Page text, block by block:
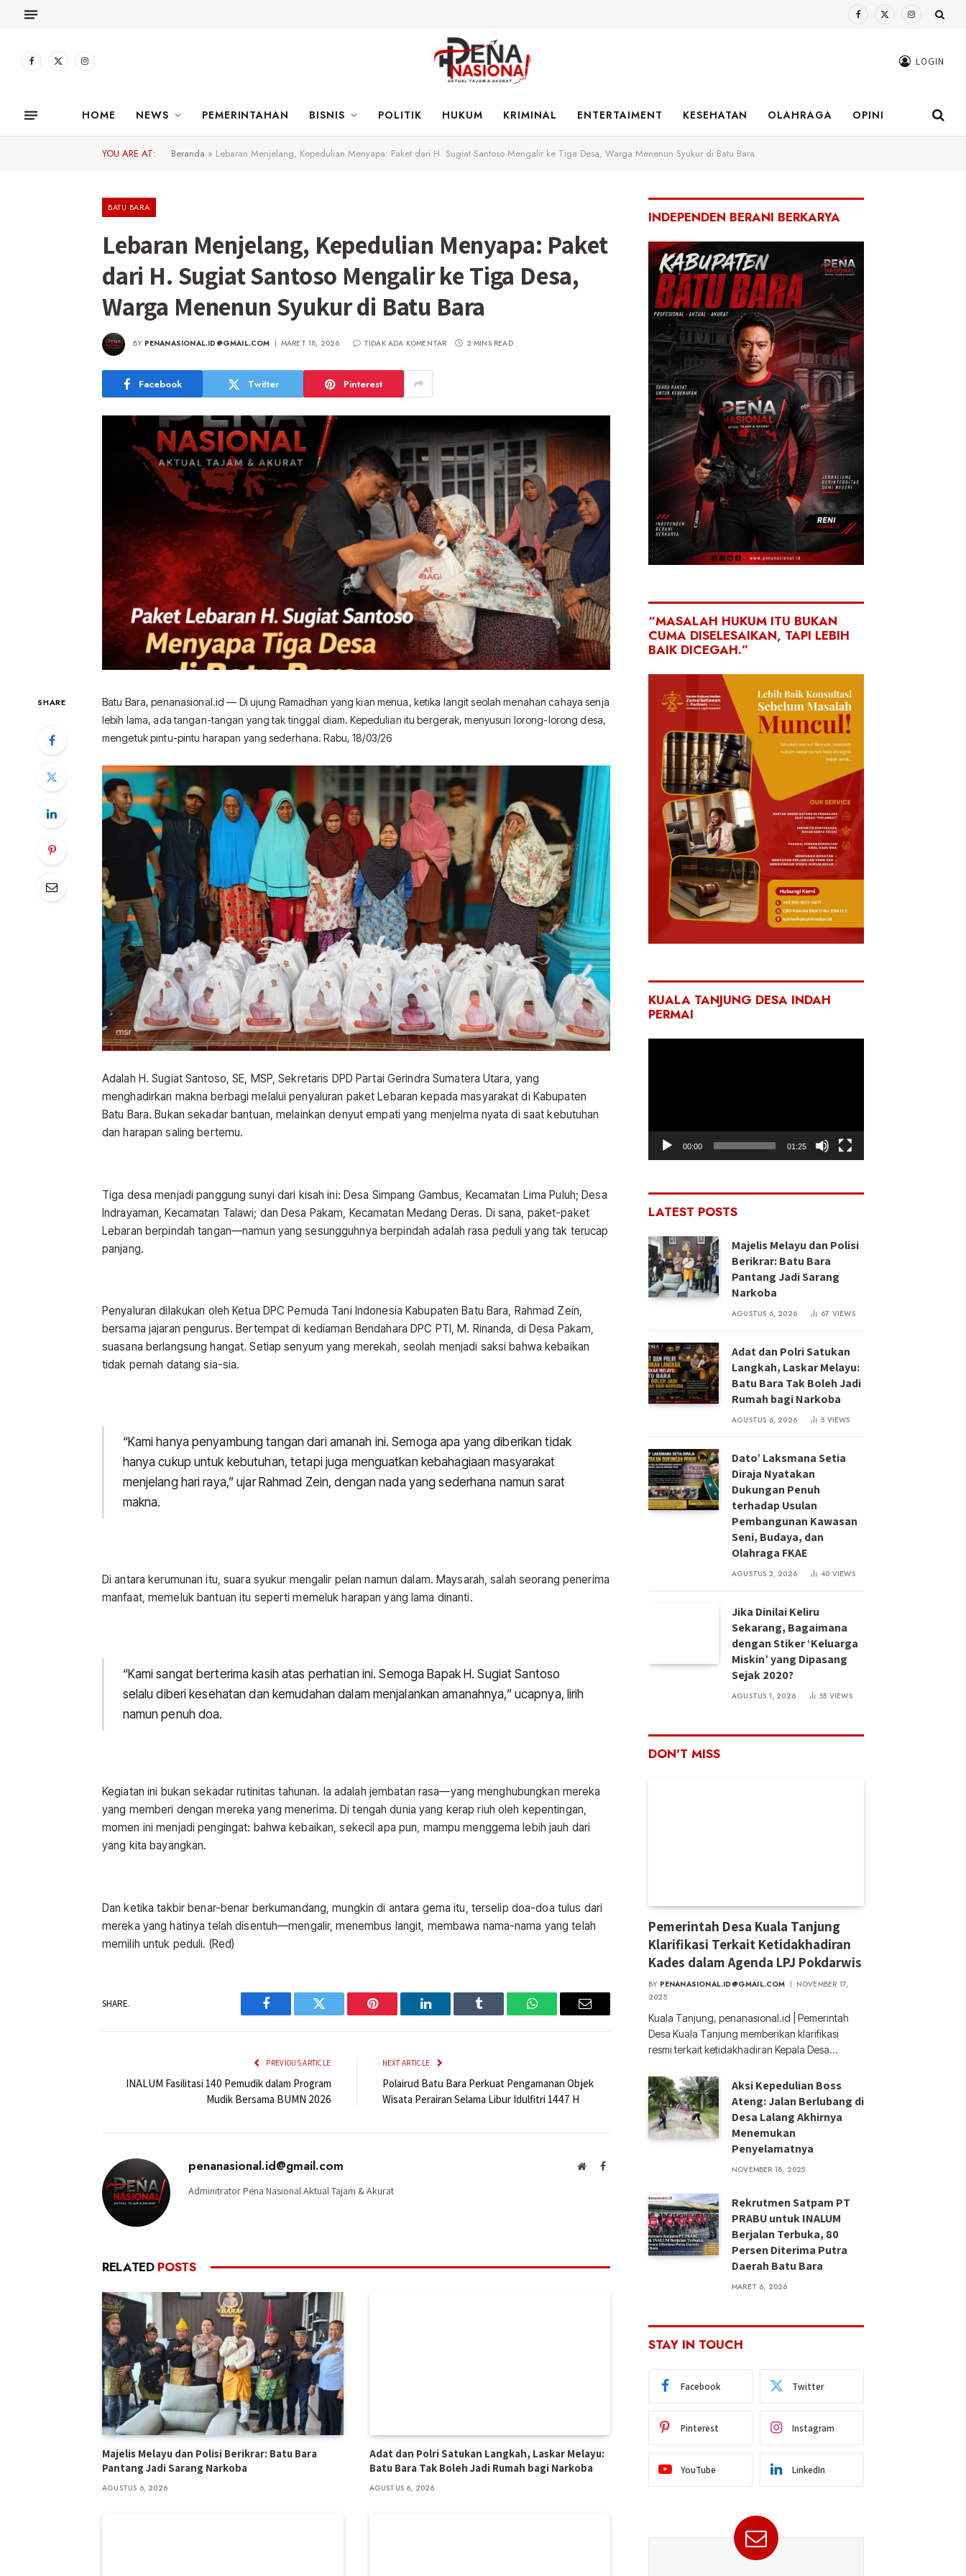
Facebook
X
Instagram
Facebook
X
Instagram LOGIN
HOME NEWS PEMERINTAHAN BISNIS POLITIK HUKUM KRIMINAL ENTERTAIMENT KESEHATAN OLAHRAGA OPINI
YOU ARE AT: Beranda » Lebaran Menjelang, Kepedulian Menyapa: Paket dari H. Sugiat Santoso Mengalir ke Tiga Desa, Warga Menenun Syukur di Batu Bara
BATU BARA
Lebaran Menjelang, Kepedulian Menyapa: Paket
dari H. Sugiat Santoso Mengalir ke Tiga Desa,
Warga Menenun Syukur di Batu Bara
BY PENANASIONAL.ID@GMAIL.COM MARET 18, 2026 TIDAK ADA KOMENTAR 2 MINS READ
Facebook Twitter Pinterest
SHARE
Batu Bara, penanasional.id — Di ujung Ramadhan yang kian menua, ketika langit seolah menahan cahaya senja
lebih lama, ada tangan-tangan yang tak tinggal diam. Kepedulian itu bergerak, menyusuri lorong-lorong desa,
mengetuk pintu-pintu harapan yang sederhana. Rabu, 18/03/26
Adalah H. Sugiat Santoso, SE, MSP, Sekretaris DPD Partai Gerindra Sumatera Utara, yang
menghadirkan makna berbagi melalui penyaluran paket Lebaran kepada masyarakat di Kabupaten
Batu Bara. Bukan sekadar bantuan, melainkan denyut empati yang menjelma nyata di saat kebutuhan
dan harapan saling bertemu.
Tiga desa menjadi panggung sunyi dari kisah ini: Desa Simpang Gambus, Kecamatan Lima Puluh; Desa
Indrayaman, Kecamatan Talawi; dan Desa Pakam, Kecamatan Medang Deras. Di sana, paket-paket
Lebaran berpindah tangan—namun yang sesungguhnya berpindah adalah rasa peduli yang tak terucap
panjang.
Penyaluran dilakukan oleh Ketua DPC Pemuda Tani Indonesia Kabupaten Batu Bara, Rahmad Zein,
bersama jajaran pengurus. Bertempat di kediaman Bendahara DPC PTI, M. Rinanda, di Desa Pakam,
suasana berlangsung hangat. Setiap senyum yang merekah, seolah menjadi saksi bahwa kebaikan
tidak pernah datang sia-sia.
“Kami hanya penyambung tangan dari amanah ini. Semoga apa yang diberikan tidak
hanya cukup untuk kebutuhan, tetapi juga menguatkan kebahagiaan masyarakat
menjelang hari raya,” ujar Rahmad Zein, dengan nada yang sederhana namun sarat
makna.
Di antara kerumunan itu, suara syukur mengalir pelan namun dalam. Maysarah, salah seorang penerima
manfaat, memeluk bantuan itu seperti memeluk harapan yang lama dinanti.
“Kami sangat berterima kasih atas perhatian ini. Semoga Bapak H. Sugiat Santoso
selalu diberi kesehatan dan kemudahan dalam menjalankan amanahnya,” ucapnya, lirih
namun penuh doa.
Kegiatan ini bukan sekadar rutinitas tahunan. Ia adalah jembatan rasa—yang menghubungkan mereka
yang memberi dengan mereka yang menerima. Di tengah dunia yang kerap riuh oleh kepentingan,
momen ini menjadi pengingat: bahwa kebaikan, sekecil apa pun, mampu menggema lebih jauh dari
yang kita bayangkan.
Dan ketika takbir benar-benar berkumandang, mungkin di antara gema itu, terselip doa-doa tulus dari
mereka yang hatinya telah disentuh—mengalir, menembus langit, membawa nama-nama yang telah
memilih untuk peduli. (Red)
SHARE.
Facebook Twitter Pinterest LinkedIn Tumblr WhatsAppEmail
PREVIOUS ARTICLE
INALUM Fasilitasi 140 Pemudik dalam Program
Mudik Bersama BUMN 2026
NEXT ARTICLE
Polairud Batu Bara Perkuat Pengamanan Objek
Wisata Perairan Selama Libur Idulfitri 1447 H
penanasional.id@gmail.com WebsiteFacebook
Adminitrator Pena Nasional Aktual Tajam & Akurat
RELATED POSTS
Majelis Melayu dan Polisi Berikrar: Batu Bara
Pantang Jadi Sarang Narkoba
AGUSTUS 6, 2026
Adat dan Polri Satukan Langkah, Laskar Melayu:
Batu Bara Tak Boleh Jadi Rumah bagi Narkoba
AGUSTUS 6, 2026
INDEPENDEN BERANI BERKARYA
“MASALAH HUKUM ITU BUKAN
CUMA DISELESAIKAN, TAPI LEBIH
BAIK DICEGAH.”
KUALA TANJUNG DESA INDAH
PERMAI
00:00 01:25
LATEST POSTS
Majelis Melayu dan Polisi
Berikrar: Batu Bara
Pantang Jadi Sarang
Narkoba
AGUSTUS 6, 2026 67 VIEWS
Adat dan Polri Satukan
Langkah, Laskar Melayu:
Batu Bara Tak Boleh Jadi
Rumah bagi Narkoba
AGUSTUS 6, 2026 5 VIEWS
Dato’ Laksmana Setia
Diraja Nyatakan
Dukungan Penuh
terhadap Usulan
Pembangunan Kawasan
Seni, Budaya, dan
Olahraga FKAE
AGUSTUS 3, 2026 40 VIEWS
Jika Dinilai Keliru
Sekarang, Bagaimana
dengan Stiker ‘Keluarga
Miskin’ yang Dipasang
Sejak 2020?
AGUSTUS 1, 2026 55 VIEWS
DON'T MISS
Pemerintah Desa Kuala Tanjung
Klarifikasi Terkait Ketidakhadiran
Kades dalam Agenda LPJ Pokdarwis
BY PENANASIONAL.ID@GMAIL.COM
NOVEMBER 17,
2025
Kuala Tanjung, penanasional.id | Pemerintah
Desa Kuala Tanjung memberikan klarifikasi
resmi terkait ketidakhadiran Kepala Desa…
Aksi Kepedulian Boss
Ateng: Jalan Berlubang di
Desa Lalang Akhirnya
Menemukan
Penyelamatnya
NOVEMBER 18, 2025
Rekrutmen Satpam PT
PRABU untuk INALUM
Berjalan Terbuka, 80
Persen Diterima Putra
Daerah Batu Bara
MARET 6, 2026
STAY IN TOUCH
Facebook Twitter
Pinterest Instagram
YouTube LinkedIn